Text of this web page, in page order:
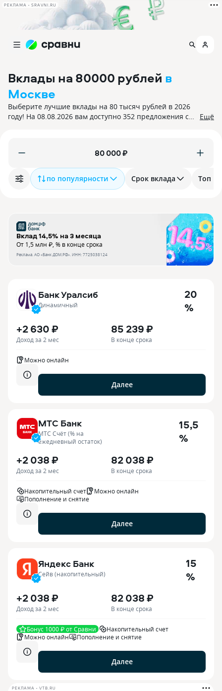
РЕКЛАМА • SRAVNI.RU
Вклады на 80000 рублей в
Москве
Выберите лучшие вклады на 80 тысяч рублей в 2026
году! На 08.08.2026 вам доступно 352 предложения с
Ещё
₽
по популярности Срок вклада Топ
Вклад 14,5% на 3 месяца
От 1,5 млн ₽, % в конце срока
Реклама. АО «Банк ДОМ.РФ». ИНН: 7725038124
Банк Уралсиб
Динамичный
20
%
+2 630 ₽
Доход за 2 мес
85 239 ₽
В конце срока
Можно онлайн
Далее
МТС Банк
МТС Счёт (% на
ежедневный остаток)
15,5
%
+2 038 ₽
Доход за 2 мес
82 038 ₽
В конце срока
Накопительный счет
Можно онлайн
Пополнение и снятие
Далее
Яндекс Банк
Сейв (накопительный)
15
%
+2 038 ₽
Доход за 2 мес
82 038 ₽
В конце срока
Бонус 1000 ₽ от Сравни
Накопительный счет
Можно онлайн
Пополнение и снятие
Далее
РЕКЛАМА • VTB.RU